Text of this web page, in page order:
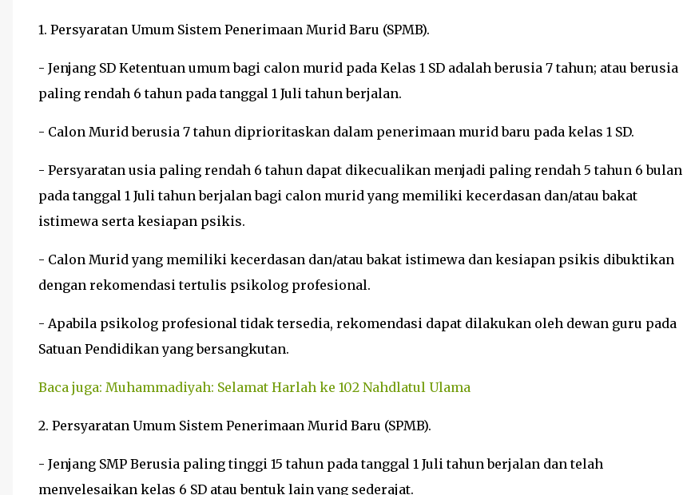
1. Persyaratan Umum Sistem Penerimaan Murid Baru (SPMB).
- Jenjang SD Ketentuan umum bagi calon murid pada Kelas 1 SD adalah berusia 7 tahun; atau berusia
paling rendah 6 tahun pada tanggal 1 Juli tahun berjalan.
- Calon Murid berusia 7 tahun diprioritaskan dalam penerimaan murid baru pada kelas 1 SD.
- Persyaratan usia paling rendah 6 tahun dapat dikecualikan menjadi paling rendah 5 tahun 6 bulan
pada tanggal 1 Juli tahun berjalan bagi calon murid yang memiliki kecerdasan dan/atau bakat
istimewa serta kesiapan psikis.
- Calon Murid yang memiliki kecerdasan dan/atau bakat istimewa dan kesiapan psikis dibuktikan
dengan rekomendasi tertulis psikolog profesional.
- Apabila psikolog profesional tidak tersedia, rekomendasi dapat dilakukan oleh dewan guru pada
Satuan Pendidikan yang bersangkutan.
Baca juga: Muhammadiyah: Selamat Harlah ke 102 Nahdlatul Ulama
2. Persyaratan Umum Sistem Penerimaan Murid Baru (SPMB).
- Jenjang SMP Berusia paling tinggi 15 tahun pada tanggal 1 Juli tahun berjalan dan telah
menyelesaikan kelas 6 SD atau bentuk lain yang sederajat.